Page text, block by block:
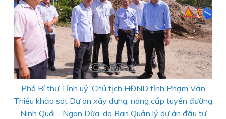
Phó Bí thư Tỉnh uỷ, Chủ tịch HĐND tỉnh Phạm Văn
Thiều khảo sát Dự án xây dựng, nâng cấp tuyến đường
Ninh Quới - Ngan Dừa, do Ban Quản lý dự án đầu tư